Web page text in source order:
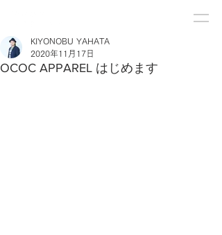
OCOC APPAREL はじめます
KIYONOBU YAHATA
2020年11月17日